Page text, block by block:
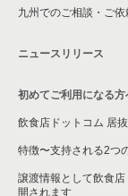
東京都下の洋食
東京都下のその
九州でのご相談・ご依
ニュースリリース
初めてご利用になる方
飲食店ドットコム 居
特徴〜支持される2つ
譲渡情報として飲食
開されます